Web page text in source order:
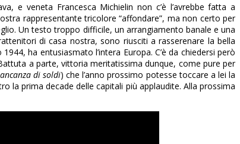
e veneta Francesca Michielin non c’è l’avrebbe fatta a
rappresentante tricolore “affondare”, ma non certo per
Un testo troppo difficile, un arrangiamento banale e una
di casa nostra, sono riusciti a rasserenare la bella
ha entusiasmato l’intera Europa. C’è da chiedersi però
a parte, vittoria meritatissima dunque, come pure per
di soldi) che l’anno prossimo potesse toccare a lei la
la prima decade delle capitali più applaudite. Alla prossima